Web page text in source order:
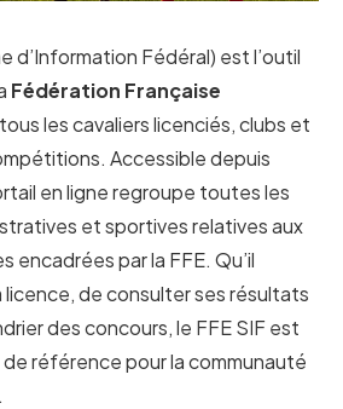
d’Information Fédéral) est l’outil
Fédération Française
les cavaliers licenciés, clubs et
Accessible depuis
en ligne regroupe toutes les
et sportives relatives aux
encadrées par la FFE. Qu’il
licence, de consulter ses résultats
des concours, le FFE SIF est
de référence pour la communauté